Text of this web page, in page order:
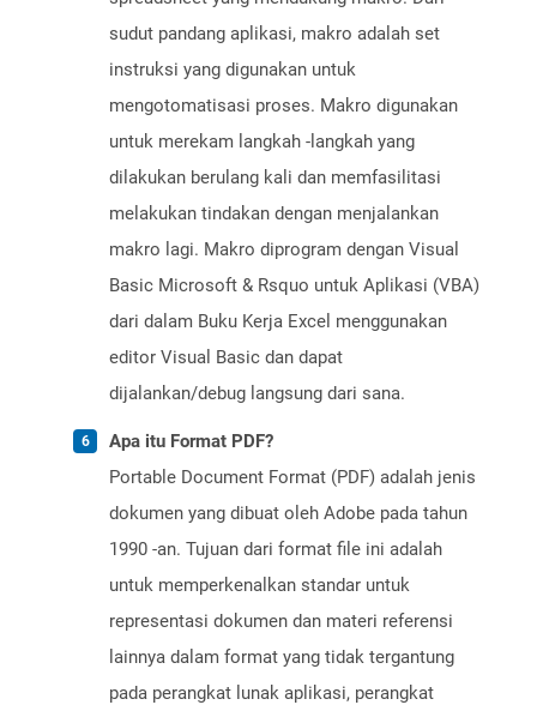
sudut pandang aplikasi, makro adalah set
instruksi yang digunakan untuk
mengotomatisasi proses. Makro digunakan
untuk merekam langkah -langkah yang
dilakukan berulang kali dan memfasilitasi
melakukan tindakan dengan menjalankan
makro lagi. Makro diprogram dengan Visual
Basic Microsoft & Rsquo untuk Aplikasi (VBA)
dari dalam Buku Kerja Excel menggunakan
editor Visual Basic dan dapat
dijalankan/debug langsung dari sana.
Apa itu Format PDF?
Portable Document Format (PDF) adalah jenis
dokumen yang dibuat oleh Adobe pada tahun
1990 -an. Tujuan dari format file ini adalah
untuk memperkenalkan standar untuk
representasi dokumen dan materi referensi
lainnya dalam format yang tidak tergantung
pada perangkat lunak aplikasi, perangkat